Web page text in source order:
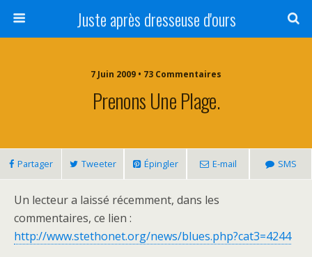
Juste après dresseuse d'ours
7 Juin 2009 • 73 Commentaires
Prenons Une Plage.
Partager Tweeter Épingler E-mail SMS
Un lecteur a laissé récemment, dans les
commentaires, ce lien :
http://www.stethonet.org/news/blues.php?cat3=4244